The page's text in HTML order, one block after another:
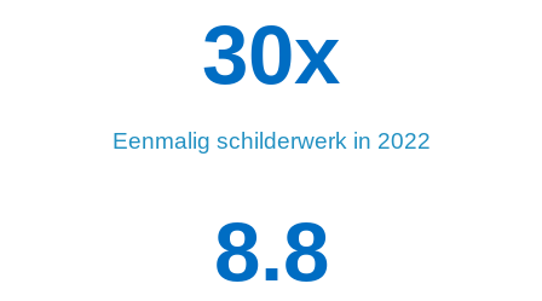
Eenmalig schilderwerk in 2022
34x
8.8